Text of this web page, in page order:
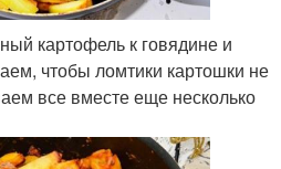
картофель к говядине и
чтобы ломтики картошки не
все вместе еще несколько